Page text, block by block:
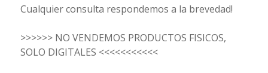
Cualquier consulta respondemos a la brevedad!
>>>>>> NO VENDEMOS PRODUCTOS FISICOS,
SOLO DIGITALES <<<<<<<<<<<